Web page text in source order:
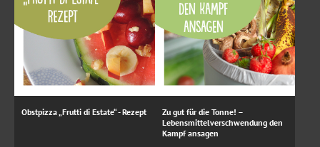
Obstpizza „Frutti di Estate“ - Rezept
Zu gut für die Tonne! –
Lebensmittelverschwendung den
Kampf ansagen